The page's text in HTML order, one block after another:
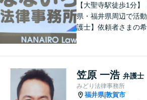
【大聖寺駅徒歩1分】
県・福井県周辺で活
護士】依頼者さまの希
軽にご相談ください。
も対応可能です。【法
可】
笠原 一浩 弁護士
みどり法律事務所
福井県|敦賀市